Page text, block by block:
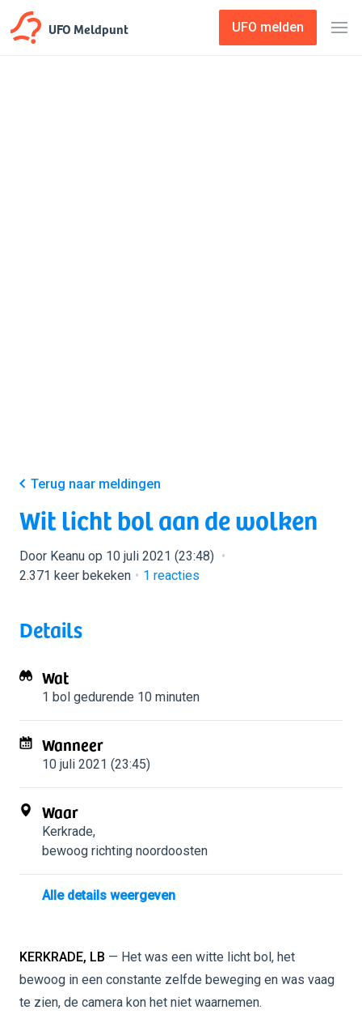
UFO Meldpunt UFO melden
Terug naar meldingen
Wit licht bol aan de wolken
Door Keanu op 10 juli 2021 (23:48)
2.371 keer bekeken
1 reacties
Details
Wat
1 bol gedurende 10 minuten
Wanneer
10 juli 2021 (23:45)
Waar
Kerkrade,
bewoog richting noordoosten
Alle details weergeven
KERKRADE, LB — Het was een witte licht bol, het
bewoog in een constante zelfde beweging en was vaag
te zien, de camera kon het niet waarnemen.